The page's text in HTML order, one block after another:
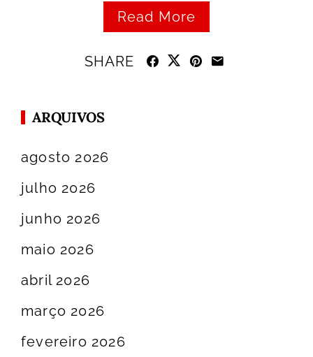
Read More
SHARE
ARQUIVOS
agosto 2026
julho 2026
junho 2026
maio 2026
abril 2026
março 2026
fevereiro 2026